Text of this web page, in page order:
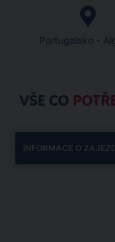
Portugalsko -
VŠE CO
INFORMACE O